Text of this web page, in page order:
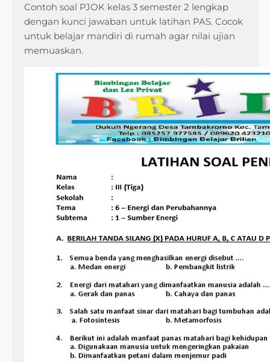
Contoh soal PJOK kelas 3 semester 2 lengkap
dengan kunci jawaban untuk latihan PAS. Cocok
untuk belajar mandiri di rumah agar nilai ujian
memuaskan.